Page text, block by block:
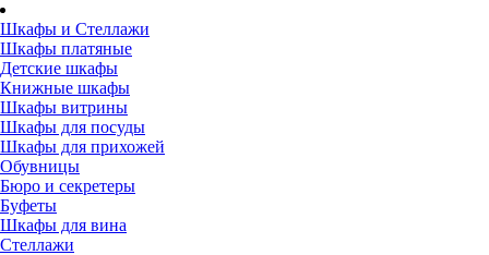
Шкафы и Стеллажи
Шкафы платяные
Детские шкафы
Книжные шкафы
Шкафы витрины
Шкафы для посуды
Шкафы для прихожей
Обувницы
Бюро и секретеры
Буфеты
Шкафы для вина
Стеллажи